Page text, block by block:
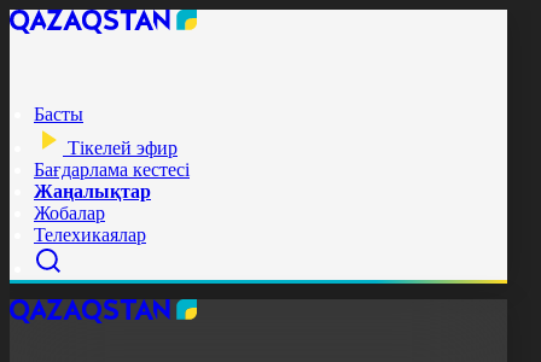
Басты
Тікелей эфир
Бағдарлама кестесі
Жаңалықтар
Жобалар
Телехикаялар